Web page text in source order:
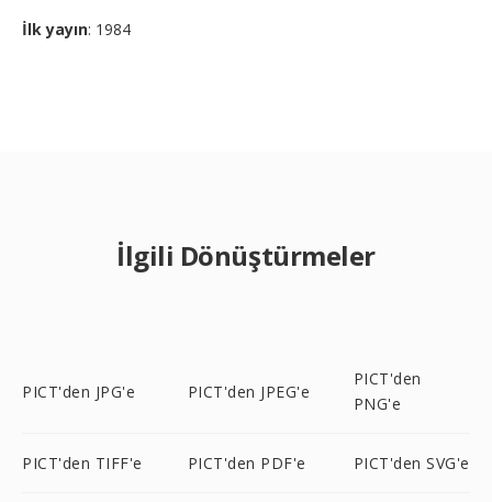
İlk yayın: 1984
İlgili Dönüştürmeler
PICT'den JPG'e PICT'den JPEG'e
PICT'den
PNG'e
PICT'den TIFF'e PICT'den PDF'e PICT'den SVG'e